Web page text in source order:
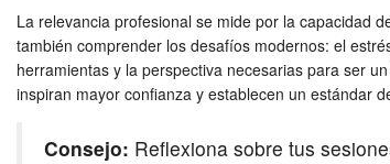
La relevancia profesional se mide por la capacidad
también comprender los desafíos modernos: el
herramientas y la perspectiva necesarias para ser
inspiran mayor confianza y establecen un estándar
Consejo: Reflexiona sobre tus